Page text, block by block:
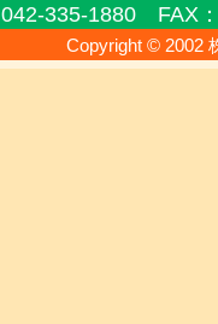
335-1880 FAX
Copyright © 2002